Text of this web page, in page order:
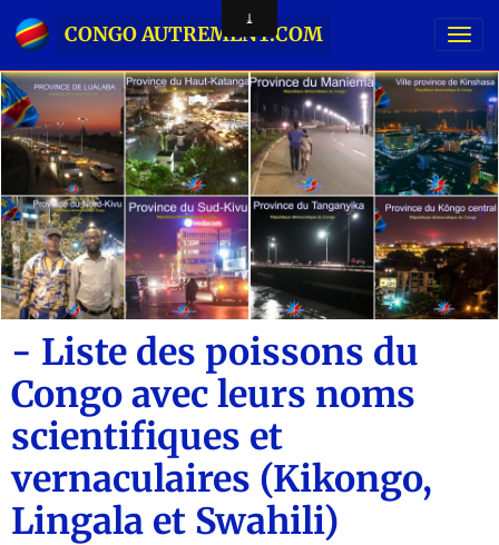
CONGO AUTREMENT.COM
- Liste des poissons du
Congo avec leurs noms
scientifiques et
vernaculaires (Kikongo,
Lingala et Swahili)